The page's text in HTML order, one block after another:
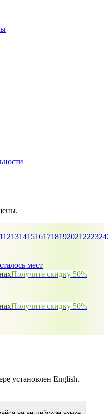
12131415161718192021222324
мест
Получите скидку 50%
Получите скидку 50%
установлен English.